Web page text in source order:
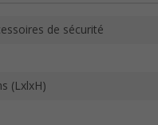
de sécurité
(LxlxH)